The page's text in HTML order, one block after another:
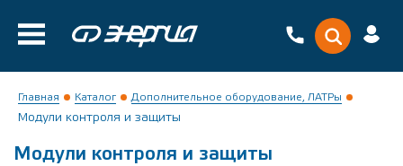
Главная Каталог Дополнительное оборудование, ЛАТРы
Модули контроля и защиты
Модули контроля и защиты